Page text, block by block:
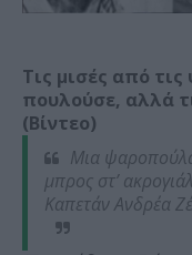
Τις μισές από
πουλούσε, αλλά
(Βίντεο)
Μια
μπρος στ’
Καπετάν Ανδρέα